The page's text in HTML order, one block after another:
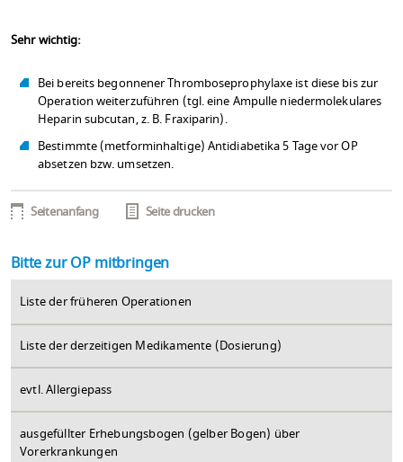
Sehr wichtig:
Bei bereits begonnener Thromboseprophylaxe ist diese bis zur
Operation weiterzuführen (tgl. eine Ampulle niedermolekulares
Heparin subcutan, z. B. Fraxiparin).
Bestimmte (metforminhaltige) Antidiabetika 5 Tage vor OP
absetzen bzw. umsetzen.
Seitenanfang Seite drucken
Bitte zur OP mitbringen
Liste der früheren Operationen
Liste der derzeitigen Medikamente (Dosierung)
evtl. Allergiepass
ausgefüllter Erhebungsbogen (gelber Bogen) über
Vorerkrankungen